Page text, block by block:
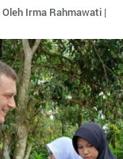
Irma Rahmawati |